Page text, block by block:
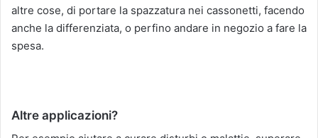
altre cose, di portare la spazzatura nei cassonetti, facendo
anche la differenziata, o perfino andare in negozio a fare la
spesa.
Altre applicazioni?